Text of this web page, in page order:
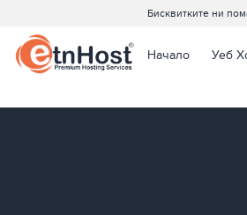
Бисквитките ни
Начало Уеб